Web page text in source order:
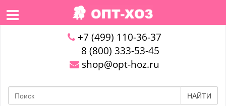
+7 (499) 110-36-37
8 (800) 333-53-45
shop@opt-hoz.ru
НАЙТИ